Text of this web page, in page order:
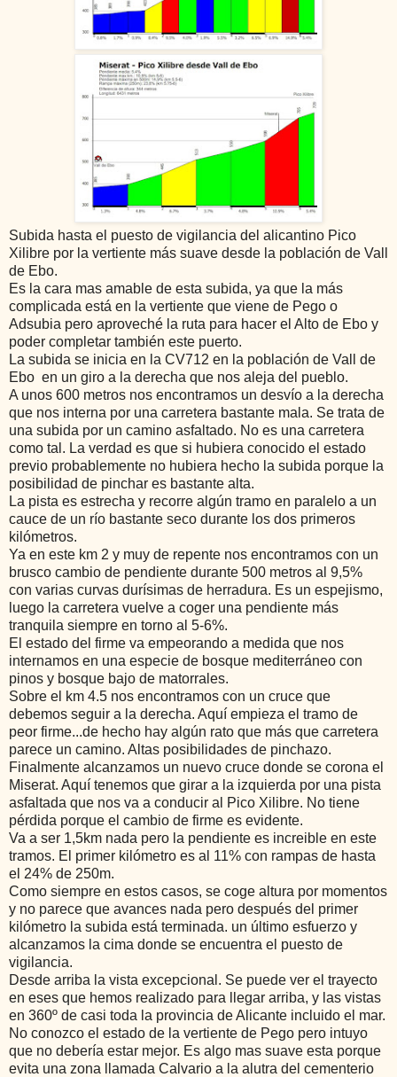
Subida hasta el puesto de vigilancia del alicantino Pico
Xilibre por la vertiente más suave desde la población de Vall
de Ebo.
Es la cara mas amable de esta subida, ya que la más
complicada está en la vertiente que viene de Pego o
Adsubia pero aproveché la ruta para hacer el Alto de Ebo y
poder completar también este puerto.
La subida se inicia en la CV712 en la población de Vall de
Ebo en un giro a la derecha que nos aleja del pueblo.
A unos 600 metros nos encontramos un desvío a la derecha
que nos interna por una carretera bastante mala. Se trata de
una subida por un camino asfaltado. No es una carretera
como tal. La verdad es que si hubiera conocido el estado
previo probablemente no hubiera hecho la subida porque la
posibilidad de pinchar es bastante alta.
La pista es estrecha y recorre algún tramo en paralelo a un
cauce de un río bastante seco durante los dos primeros
kilómetros.
Ya en este km 2 y muy de repente nos encontramos con un
brusco cambio de pendiente durante 500 metros al 9,5%
con varias curvas durísimas de herradura. Es un espejismo,
luego la carretera vuelve a coger una pendiente más
tranquila siempre en torno al 5-6%.
El estado del firme va empeorando a medida que nos
internamos en una especie de bosque mediterráneo con
pinos y bosque bajo de matorrales.
Sobre el km 4.5 nos encontramos con un cruce que
debemos seguir a la derecha. Aquí empieza el tramo de
peor firme...de hecho hay algún rato que más que carretera
parece un camino. Altas posibilidades de pinchazo.
Finalmente alcanzamos un nuevo cruce donde se corona el
Miserat. Aquí tenemos que girar a la izquierda por una pista
asfaltada que nos va a conducir al Pico Xilibre. No tiene
pérdida porque el cambio de firme es evidente.
Va a ser 1,5km nada pero la pendiente es increible en este
tramos. El primer kilómetro es al 11% con rampas de hasta
el 24% de 250m.
Como siempre en estos casos, se coge altura por momentos
y no parece que avances nada pero después del primer
kilómetro la subida está terminada. un último esfuerzo y
alcanzamos la cima donde se encuentra el puesto de
vigilancia.
Desde arriba la vista excepcional. Se puede ver el trayecto
en eses que hemos realizado para llegar arriba, y las vistas
en 360º de casi toda la provincia de Alicante incluido el mar.
No conozco el estado de la vertiente de Pego pero intuyo
que no debería estar mejor. Es algo mas suave esta porque
evita una zona llamada Calvario a la alutra del cementerio